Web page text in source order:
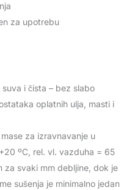
za upotrebu
i čista – bez slabo
oplatnih ulja, masti i
za izravnavanje u
ºC, rel. vl. vazduha = 65
za svaki mm debljine, dok je
sušenja je minimalno jedan